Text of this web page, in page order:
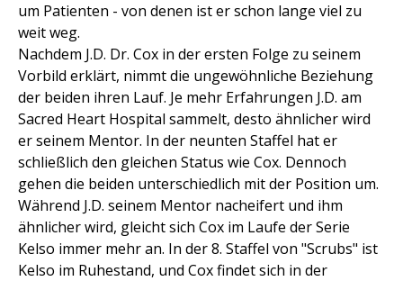
um Patienten - von denen ist er schon lange viel zu
weit weg.
Nachdem J.D. Dr. Cox in der ersten Folge zu seinem
Vorbild erklärt, nimmt die ungewöhnliche Beziehung
der beiden ihren Lauf. Je mehr Erfahrungen J.D. am
Sacred Heart Hospital sammelt, desto ähnlicher wird
er seinem Mentor. In der neunten Staffel hat er
schließlich den gleichen Status wie Cox. Dennoch
gehen die beiden unterschiedlich mit der Position um.
Während J.D. seinem Mentor nacheifert und ihm
ähnlicher wird, gleicht sich Cox im Laufe der Serie
Kelso immer mehr an. In der 8. Staffel von "Scrubs" ist
Kelso im Ruhestand, und Cox findet sich in der